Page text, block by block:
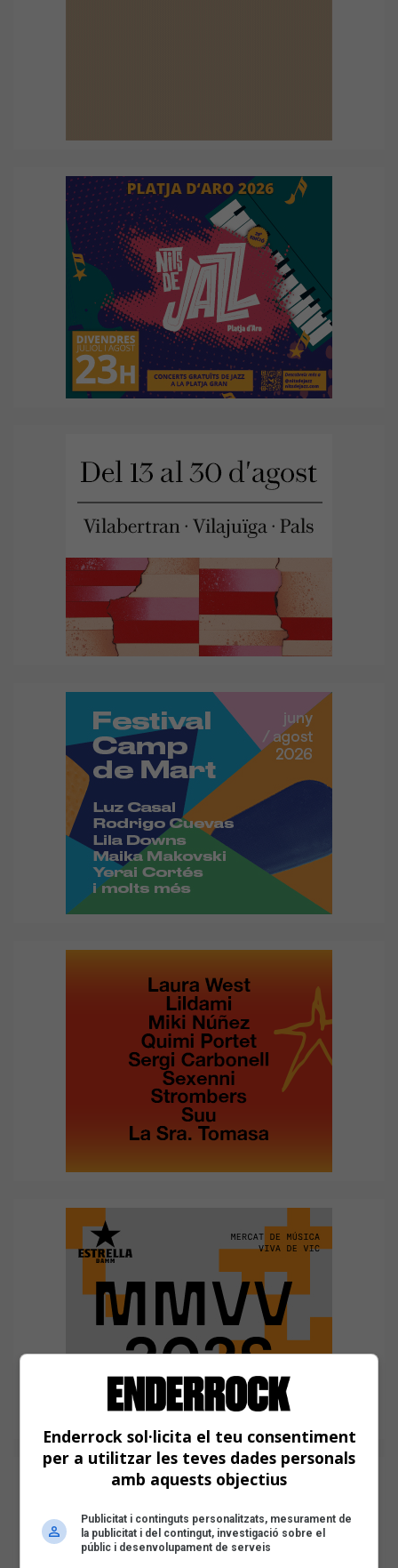
Enderrock sol·licita el teu consentiment
per a utilitzar les teves dades personals
amb aquests objectius
Publicitat i continguts personalitzats, mesurament de
la publicitat i del contingut, investigació sobre el
públic i desenvolupament de serveis